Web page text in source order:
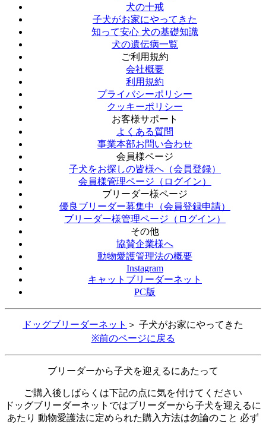
犬の十戒
子犬がお家にやってきた
知って安心 犬の基礎知識
犬の遺伝病一覧
ご利用規約
会社概要
利用規約
プライバシーポリシー
クッキーポリシー
お客様サポート
よくある質問
事業本部お問い合わせ
会員様ページ
子犬をお探しの皆様へ（会員登録）
会員様管理ページ（ログイン）
ブリーダー様ページ
優良ブリーダー募集中（会員登録申請）
ブリーダー様管理ページ（ログイン）
その他
協賛企業様へ
動物愛護管理法の概要
Instagram
キャットブリーダーネット
PC版
ドッグブリーダーネット ＞ 子犬がお家にやってきた
※前のページに戻る
ブリーダーから子犬を迎えるにあたって
ご購入後しばらくは下記の点に気を付けてください
ドッグブリーダーネットではブリーダーから子犬を迎えるに
あたり 動物愛護法に定められた購入方法は勿論のこと 必ず